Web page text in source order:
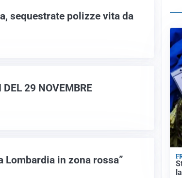
sequestrate polizze vita da
29 NOVEMBRE
Lombardia in zona rossa”